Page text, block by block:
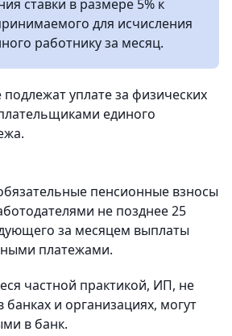
ставки в размере 5% к
для исчисления
работнику за месяц.
уплате за физических
единого
пенсионные взносы
не позднее 25
за месяцем выплаты
платежами.
частной практикой, ИП, не
и организациях, могут
в банк.